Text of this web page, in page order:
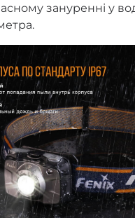
зануренні у